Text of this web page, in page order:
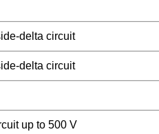
delta circuit
delta circuit
up to 500 V